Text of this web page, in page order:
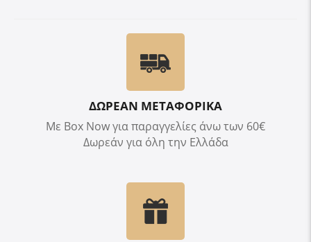
ΔΩΡΕΑΝ ΜΕΤΑΦΟΡΙΚΑ
Με Box Now για παραγγελίες άνω των 60€
Δωρεάν για όλη την Ελλάδα